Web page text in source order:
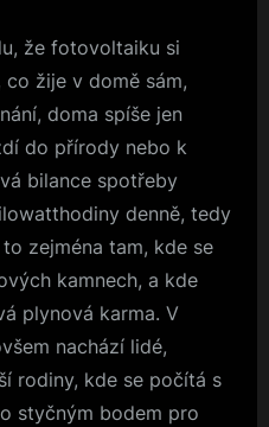
že fotovoltaiku si
žije v domě sám,
doma spíše jen
do přírody nebo k
bilance spotřeby
denně, tedy
zejména tam, kde se
kamnech, a kde
plynová karma. V
nachází lidé,
rodiny, kde se počítá s
styčným bodem pro